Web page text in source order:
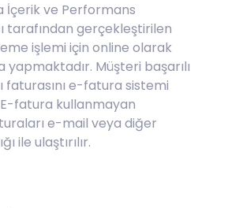
İçerik ve Performans
tarafından gerçekleştirilen
işlemi için online olarak
yapmaktadır. Müşteri başarılı
faturasını e-fatura sistemi
E-fatura kullanmayan
e-mail veya diğer
ile ulaştırılır.